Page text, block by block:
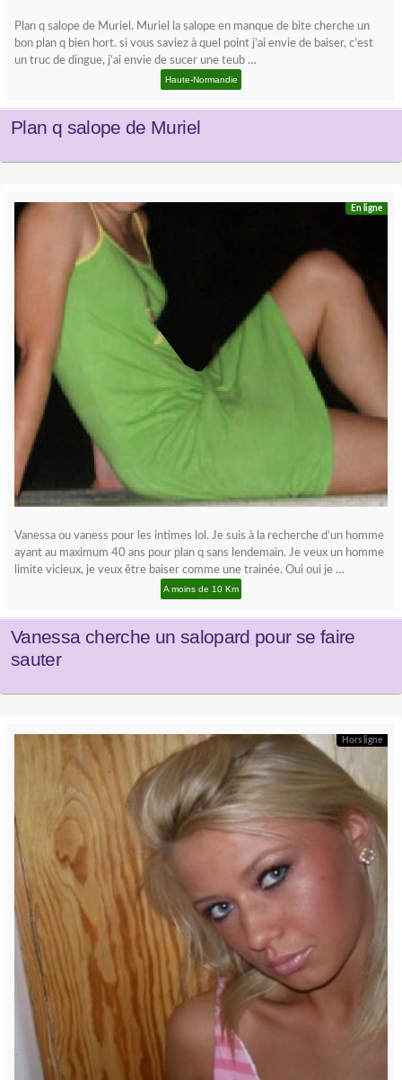
Plan q salope de Muriel. Muriel la salope en manque de bite cherche un
bon plan q bien hort. si vous saviez à quel point j’ai envie de baiser, c’est
un truc de dingue, j’ai envie de sucer une teub …
Haute-Normandie
Plan q salope de Muriel
En ligne
Vanessa ou vaness pour les intimes lol. Je suis à la recherche d’un homme
ayant au maximum 40 ans pour plan q sans lendemain. Je veux un homme
limite vicieux, je veux être baiser comme une trainée. Oui oui je …
A moins de 10 Km
Vanessa cherche un salopard pour se faire
sauter
Hors ligne